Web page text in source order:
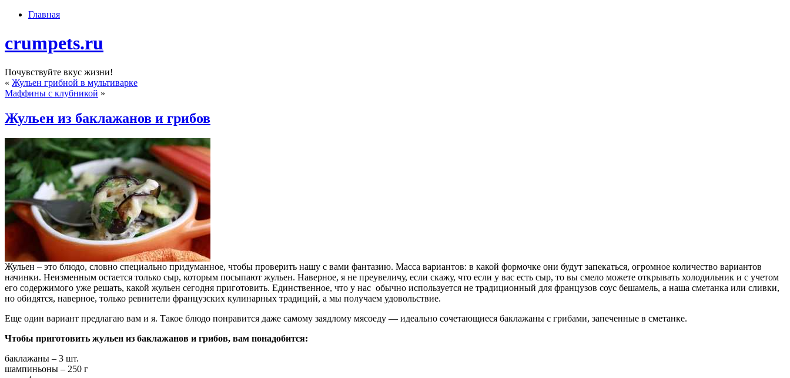
Главная
crumpets.ru
Почувствуйте вкус жизни!
« Жульен грибной в мультиварке
Маффины с клубникой »
Жульен из баклажанов и грибов
Жульен – это блюдо, словно специально придуманное, чтобы проверить нашу с вами фантазию. Масса вариантов: в какой формочке они будут запекаться, огромное количество вариантов
начинки. Неизменным остается только сыр, которым посыпают жульен. Наверное, я не преувеличу, если скажу, что если у вас есть сыр, то вы смело можете открывать холодильник и с учетом
его содержимого уже решать, какой жульен сегодня приготовить. Единственное, что у нас обычно используется не традиционный для французов соус бешамель, а наша сметанка или сливки,
но обидятся, наверное, только ревнители французских кулинарных традиций, а мы получаем удовольствие.
Еще один вариант предлагаю вам и я. Такое блюдо понравится даже самому заядлому мясоеду — идеально сочетающиеся баклажаны с грибами, запеченные в сметанке.
Чтобы приготовить жульен из баклажанов и грибов, вам понадобится:
баклажаны – 3 шт.
шампиньоны – 250 г